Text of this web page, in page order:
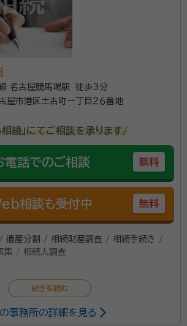
名古屋競馬場駅 徒歩3分
屋市港区土古町一丁目２６番地
相続」にてご相談を承ります/
電話でのご相談 無料
相談も受付中 無料
遺産分割 / 相続財産調査 / 相続手続き /
集 / 相続人調査
業務経験は少ないですが、過去弁護
事務所の詳細を見る